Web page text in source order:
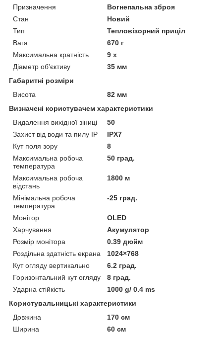
Призначення
Вогнепальна зброя
Стан
Новий
Тип
Тепловізорний приціл
Вага
670 г
Максимальна кратність
9 х
Діаметр об'єктиву
35 мм
Габаритні розміри
Висота
82 мм
Визначені користувачем характеристики
Видалення вихідної зіниці
50
Захист від води та пилу IP
IPX7
Кут поля зору
8
Максимальна робоча
температура
50 град.
Максимальна робоча
відстань
1800 м
Мінімальна робоча
температура
-25 град.
Монітор
OLED
Харчування
Акумулятор
Розмір монітора
0.39 дюйм
Роздільна здатність екрана
1024×768
Кут огляду вертикально
6.2 град.
Горизонтальний кут огляду
8 град.
Ударна стійкість
1000 g/ 0.4 ms
Користувальницькі характеристики
Довжина
170 см
Ширина
60 см